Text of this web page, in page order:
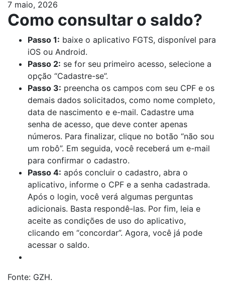
7 maio, 2026
Como consultar o saldo?
Passo 1: baixe o aplicativo FGTS, disponível para
iOS ou Android.
Passo 2: se for seu primeiro acesso, selecione a
opção “Cadastre-se”.
Passo 3: preencha os campos com seu CPF e os
demais dados solicitados, como nome completo,
data de nascimento e e-mail. Cadastre uma
senha de acesso, que deve conter apenas
números. Para finalizar, clique no botão “não sou
um robô”. Em seguida, você receberá um e-mail
para confirmar o cadastro.
Passo 4: após concluir o cadastro, abra o
aplicativo, informe o CPF e a senha cadastrada.
Após o login, você verá algumas perguntas
adicionais. Basta respondê-las. Por fim, leia e
aceite as condições de uso do aplicativo,
clicando em “concordar”. Agora, você já pode
acessar o saldo.
Fonte: GZH.